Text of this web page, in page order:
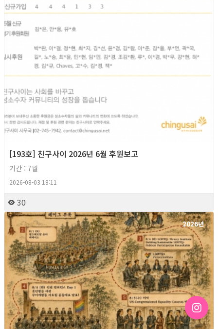
[193호] 친구사이 2026년 6월 후원보고
기간 : 7월
2026-08-03 18:11
30
2026년